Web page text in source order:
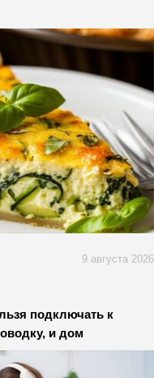
9 августа 2026
подключать к
и дом